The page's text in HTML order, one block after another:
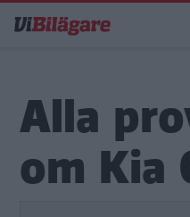
till
Alla
om Kia